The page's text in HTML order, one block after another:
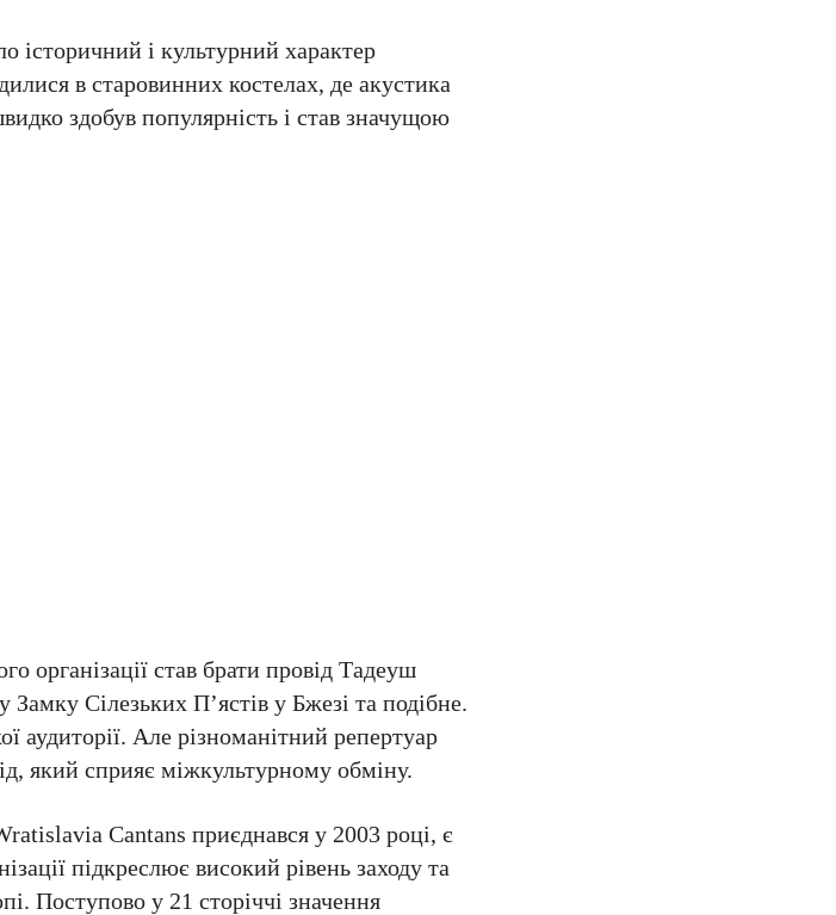
історичний і культурний характер
в старовинних костелах, де акустика
здобув популярність і став значущою
організації став брати провід Тадеуш
Замку Сілезьких П’ястів у Бжезі та подібне.
аудиторії. Але різноманітний репертуар
який сприяє міжкультурному обміну.
Cantans приєднався у 2003 році, є
підкреслює високий рівень заходу та
Поступово у 21 сторіччі значення